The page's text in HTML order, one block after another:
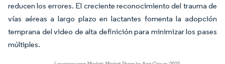
reducen los errores. El creciente reconocimiento del trauma de
vías aéreas a largo plazo en lactantes fomenta la adopción
temprana del video de alta definición para minimizar los pases
múltiples.